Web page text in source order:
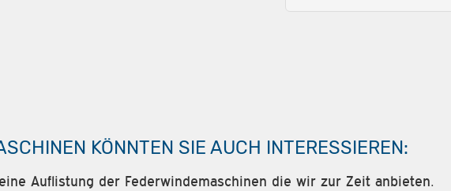
KÖNNTEN SIE AUCH INTERESSIEREN:
Auflistung der Federwindemaschinen die wir zur Zeit anbieten.